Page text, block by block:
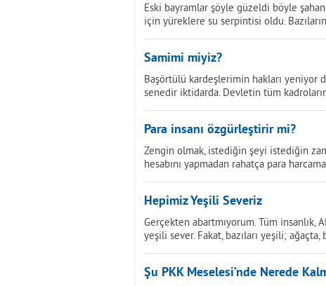
Eski bayramlar şöyle güzeldi böyle
için yüreklere su serpintisi oldu.
Samimi miyiz?
Başörtülü kardeşlerimin hakları yeniyor
senedir iktidarda. Devletin tüm
Para insanı özgürleştirir mi?
Zengin olmak, istediğin şeyi istediğin
hesabını yapmadan rahatça para
Hepimiz Yeşili Severiz
Gerçekten abartmıyorum. Tüm insanlık,
yeşili sever. Fakat, bazıları yeşili;
Şu PKK Meselesi’nde Nerede